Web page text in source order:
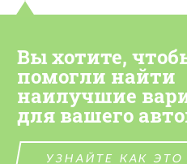
Вы хотите,
помогли найти
наилучшие
для вашего
УЗНАЙТЕ КАК ЭТО